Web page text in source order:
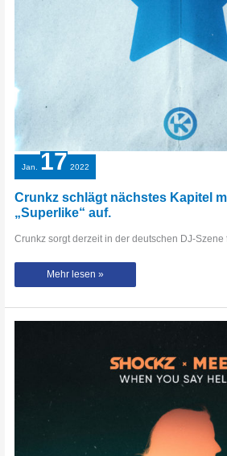
Jan. 17 2022
Crunkz schlägt nächstes Kapitel
„Superlike“ auf.
Crunkz sorgt derzeit in der deutschen DJ-Szene
Crunkz
nächstes
mit
Mehr lesen »